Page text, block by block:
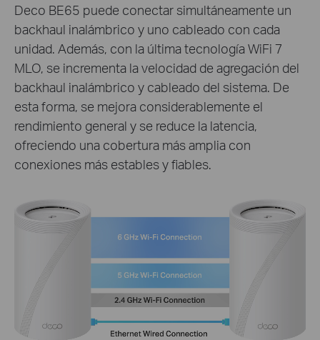
Deco BE65 puede conectar simultáneamente un
backhaul inalámbrico y uno cableado con cada
unidad. Además, con la última tecnología WiFi 7
MLO, se incrementa la velocidad de agregación del
backhaul inalámbrico y cableado del sistema. De
esta forma, se mejora considerablemente el
rendimiento general y se reduce la latencia,
ofreciendo una cobertura más amplia con
conexiones más estables y fiables.